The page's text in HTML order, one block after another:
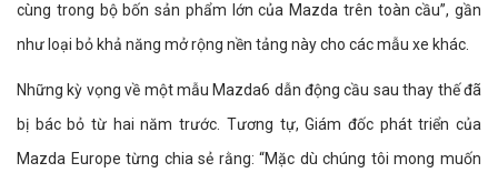
cùng trong bộ bốn sản phẩm lớn của Mazda trên toàn cầu”, gần
như loại bỏ khả năng mở rộng nền tảng này cho các mẫu xe khác.
Những kỳ vọng về một mẫu Mazda6 dẫn động cầu sau thay thế đã
bị bác bỏ từ hai năm trước. Tương tự, Giám đốc phát triển của
Mazda Europe từng chia sẻ rằng: “Mặc dù chúng tôi mong muốn